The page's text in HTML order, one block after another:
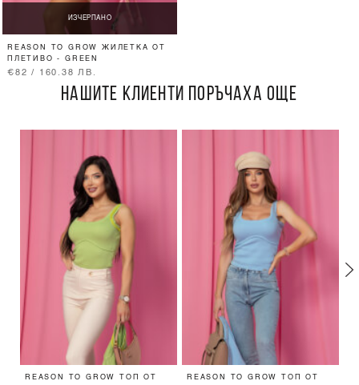
ИЗЧЕРПАНО
REASON TO GROW ЖИЛЕТКА ОТ
ПЛЕТИВО - GREEN
€82 / 160.38 ЛВ.
НАШИТЕ КЛИЕНТИ ПОРЪЧАХА ОЩЕ
REASON TO GROW ТОП ОТ
REASON TO GROW ТОП ОТ